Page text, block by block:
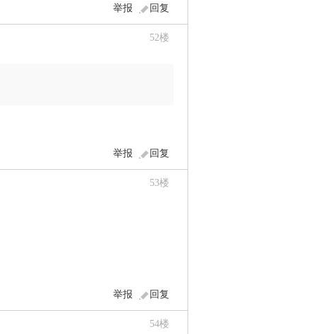
回复
举报
52楼
回复
举报
53楼
回复
举报
54楼